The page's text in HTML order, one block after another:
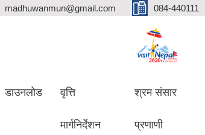
madhuwanmun@gmail.com 084-440111
डाउनलोड वृत्ति
मार्गनिर्देशन
श्रम संसार
प्रणाणी